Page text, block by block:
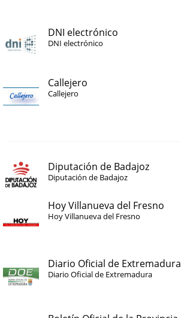
DNI electrónico
DNI electrónico
Callejero
Callejero
Diputación de Badajoz
Diputación de Badajoz
Hoy Villanueva del Fresno
Hoy Villanueva del Fresno
Diario Oficial de Extremadura
Diario Oficial de Extremadura